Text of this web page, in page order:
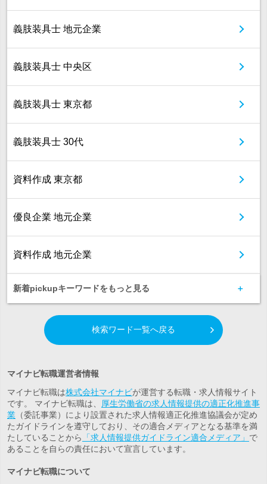
義肢装具士 地元企業
義肢装具士 中央区
義肢装具士 東京都
義肢装具士 30代
資料作成 東京都
優良企業 地元企業
資料作成 地元企業
新着pickupキーワードをもっと見る
検索ワード一覧へ戻る
マイナビ転職運営者情報
マイナビ転職は株式会社マイナビが運営する転職・求人情報サイト
です。 マイナビ転職は、
厚生労働省の求人情報提供の適正化推進事
業 （委託事業）により設置された求人情報適正化推進協議会が定め
たガイドラインを遵守しており、その適合メディアとなる基準を満
たしていることから
「求人情報提供ガイドライン適合メディア」 で
あることを自らの責任において宣言しています。
マイナビ転職について